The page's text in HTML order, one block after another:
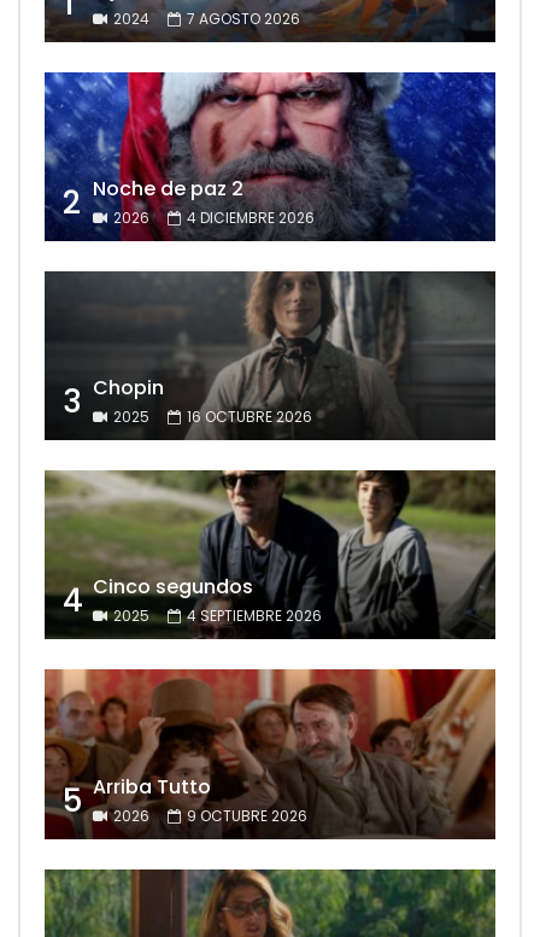
2024 7 AGOSTO 2026
2 Noche de paz 2
2026 4 DICIEMBRE 2026
3 Chopin
2025 16 OCTUBRE 2026
4 Cinco segundos
2025 4 SEPTIEMBRE 2026
5 Arriba Tutto
2026 9 OCTUBRE 2026